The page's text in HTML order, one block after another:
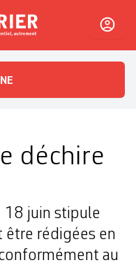
L'essentiel, autrement
déchire
18 juin stipule
être rédigées en
au